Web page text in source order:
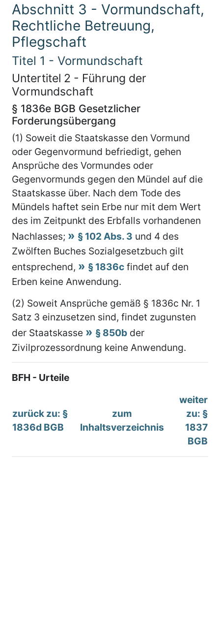
Abschnitt 3 - Vormundschaft,
Rechtliche Betreuung,
Pflegschaft
Titel 1 - Vormundschaft
Untertitel 2 - Führung der
Vormundschaft
§ 1836e BGB Gesetzlicher
Forderungsübergang
(1) Soweit die Staatskasse den Vormund
oder Gegenvormund befriedigt, gehen
Ansprüche des Vormundes oder
Gegenvormunds gegen den Mündel auf die
Staatskasse über. Nach dem Tode des
Mündels haftet sein Erbe nur mit dem Wert
des im Zeitpunkt des Erbfalls vorhandenen
Nachlasses;
§ 102 Abs. 3 und 4 des
Zwölften Buches Sozialgesetzbuch gilt
entsprechend,
§ 1836c findet auf den
Erben keine Anwendung.
(2) Soweit Ansprüche gemäß § 1836c Nr. 1
Satz 3 einzusetzen sind, findet zugunsten
der Staatskasse
§ 850b der
Zivilprozessordnung keine Anwendung.
BFH - Urteile
zurück zu: §
1836d BGB
zum
Inhaltsverzeichnis
weiter
zu: §
1837
BGB